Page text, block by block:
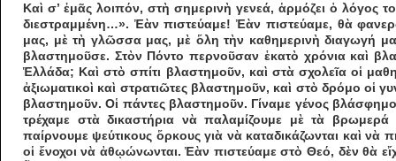
Καὶ σ’ ἐμᾶς λοιπόν, στὴ σημερινὴ γενεά, ἁρ­μόζει ὁ λόγος
διεστραμμένη…». Ἐὰν πιστεύαμε! Ἐὰν πιστεύαμε, θὰ
μας, μὲ τὴ γλῶσσα μας, μὲ ὅλη τὴν καθημερινὴ διαγωγή
βλαστημοῦ­σε. Στὸν Πόντο περνοῦ­σαν ἑκατὸ χρόνια καὶ
Ἑλ­λά­δα; Καὶ στὸ σπίτι βλαστημοῦν, καὶ στὰ σχολεῖα οἱ
ἀξιωματικοὶ καὶ στρατι­ῶτες βλαστημοῦν, καὶ στὸ δρόμο οἱ
βλαστημοῦν. Οἱ πάντες βλαστημοῦν. Γίναμε γένος
τρέχαμε στὰ δικαστήρια νὰ παλαμίζουμε μὲ τὰ βρωμερά
παίρνου­με ψεύτικους ὅρκους γιὰ νὰ καταδικάζωνται καὶ νὰ
οἱ ἔνοχοι νὰ ἀθῳώνωνται. Ἐὰν πιστεύαμε στὸ Θεό, δὲν θὰ